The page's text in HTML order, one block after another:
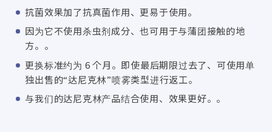
抗菌效果加了抗真菌作用、更易于使用。
因为它不使用杀虫剂成分、也可用于与蒲团接触的地
方。。
更换标准约为 6 个月。即使最后期限过去了、可使用单
独出售的“达尼克林”喷雾类型进行返工。
与我们的达尼克林产品结合使用、效果更好。。